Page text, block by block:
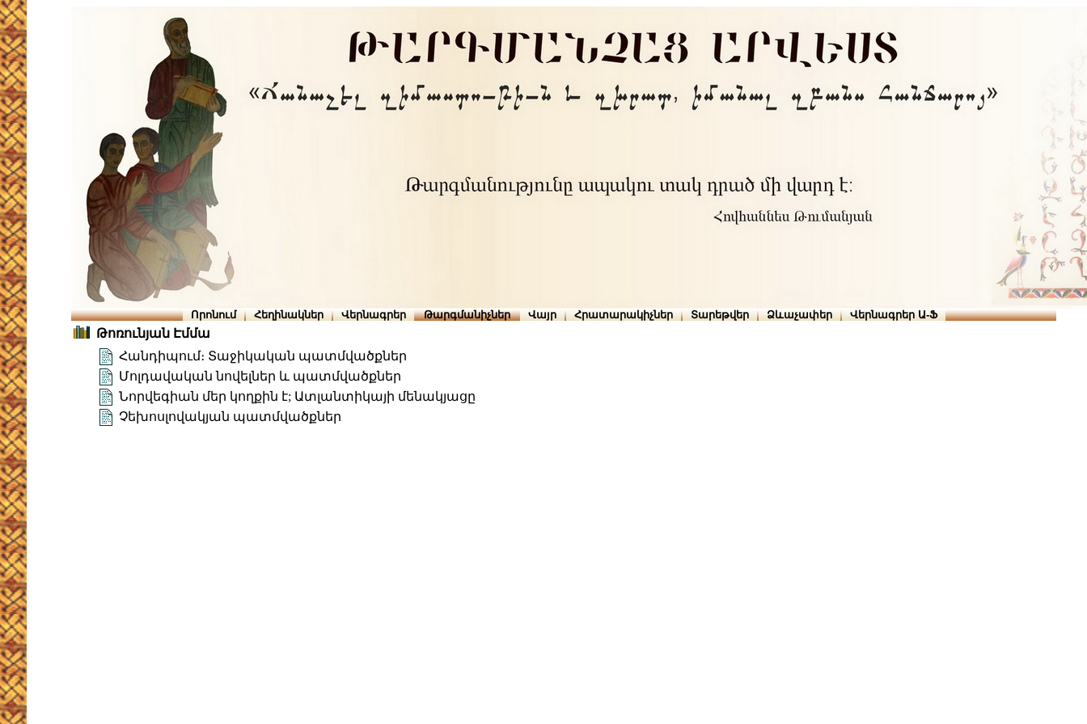
Որոնում Հեղինակներ Վերնագրեր Թարգմանիչներ Վայր Հրատարակիչներ Տարեթվեր Ձևաչափեր Վերնագրեր Ա-Ֆ
Թոռունյան Էմմա
Հանդիպում։ Տաջիկական պատմվածքներ
Մոլդավական նովելներ և պատմվածքներ
Նորվեգիան մեր կողքին է; Ատլանտիկայի մենակյացը
Չեխոսլովակյան պատմվածքներ